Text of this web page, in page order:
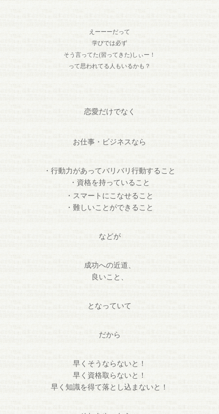
えーーーだって
学びでは必ず
そう言ってた(習ってきた) しぃー！
って思われてる人もいるかも？
恋愛だけでなく
お仕事・ビジネスなら
・行動力があってバリバリ行動すること
・資格を持っていること
・スマートにこなせること
・難しいことができること
などが
成功への近道、
良いこと、
となっていて
だから
早くそうならないと！
早く資格取らないと！
早く知識を得て落とし込まないと！